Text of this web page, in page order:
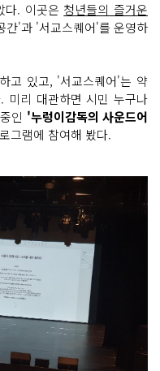
다. 이곳은 청년들의 즐거운
간'과 '서교스퀘어'를 운영하
고 있고, '서교스퀘어'는 약
미리 대관하면 시민 누구나
인 '누렁이감독의 사운드어
그램에 참여해 봤다.